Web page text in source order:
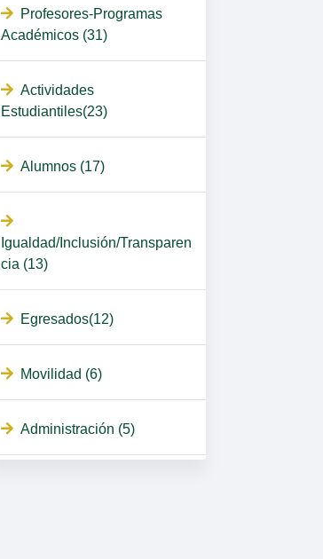
Profesores-Programas
Académicos (31)
Actividades
Estudiantiles(23)
Alumnos (17)
Igualdad/Inclusión/Transparen
cia (13)
Egresados(12)
Movilidad (6)
Administración (5)